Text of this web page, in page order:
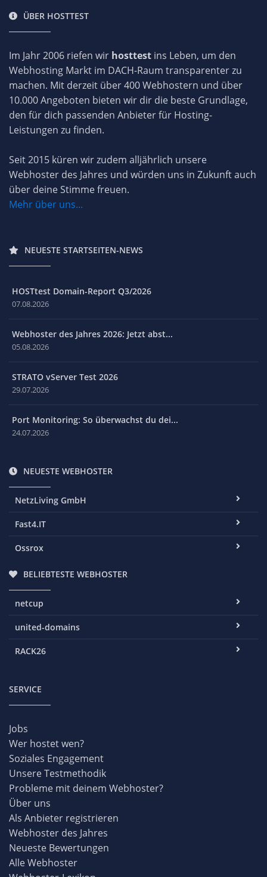
ÜBER HOSTTEST
Im Jahr 2006 riefen wir hosttest ins Leben, um den
Webhosting Markt im DACH-Raum transparenter zu
machen. Mit derzeit über 400 Webhostern und über
10.000 Angeboten bieten wir dir die beste Grundlage,
den für dich passenden Anbieter für Hosting-
Leistungen zu finden.
Seit 2015 küren wir zudem alljährlich unsere
Webhoster des Jahres und würden uns in Zukunft auch
über deine Stimme freuen.
Mehr über uns...
NEUESTE STARTSEITEN-NEWS
HOSTtest Domain-Report Q3/2026
07.08.2026
Webhoster des Jahres 2026: Jetzt abst...
05.08.2026
STRATO vServer Test 2026
29.07.2026
Port Monitoring: So überwachst du dei...
24.07.2026
NEUESTE WEBHOSTER
NetzLiving GmbH
Fast4.IT
Ossrox
BELIEBTESTE WEBHOSTER
netcup
united-domains
RACK26
SERVICE
Jobs
Wer hostet wen?
Soziales Engagement
Unsere Testmethodik
Probleme mit deinem Webhoster?
Über uns
Als Anbieter registrieren
Webhoster des Jahres
Neueste Bewertungen
Alle Webhoster